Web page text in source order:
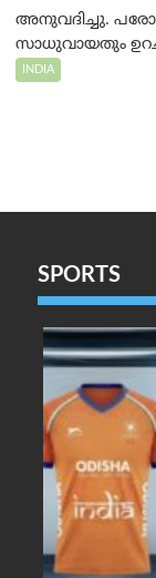
അനുവദിച്ചു.
സാധുവായതും
INDIA
SPORTS